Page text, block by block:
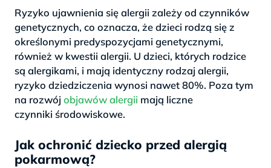
Ryzyko ujawnienia się alergii zależy od czynników
genetycznych, co oznacza, że dzieci rodzą się z
określonymi predyspozycjami genetycznymi,
również w kwestii alergii. U dzieci, których rodzice
są alergikami, i mają identyczny rodzaj alergii,
ryzyko dziedziczenia wynosi nawet 80%. Poza tym
na rozwój objawów alergii mają liczne
czynniki środowiskowe.
Jak ochronić dziecko przed alergią
pokarmową?